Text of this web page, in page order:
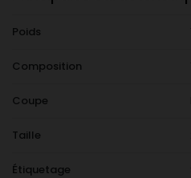
Poids
Composition
Coupe
Taille
Étiquetage